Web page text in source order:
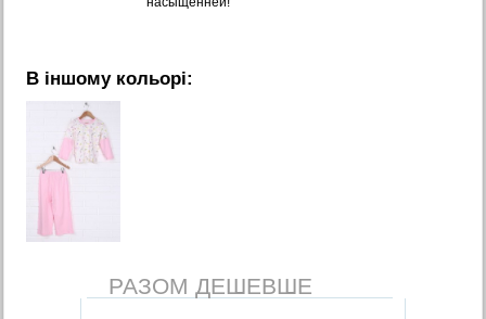
В іншому кольорі:
РАЗОМ ДЕШЕВШЕ